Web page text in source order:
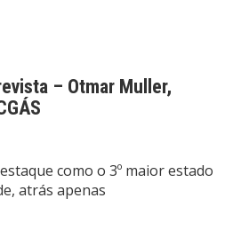
– Otmar Muller,
como o 3º maior estado
atrás apenas